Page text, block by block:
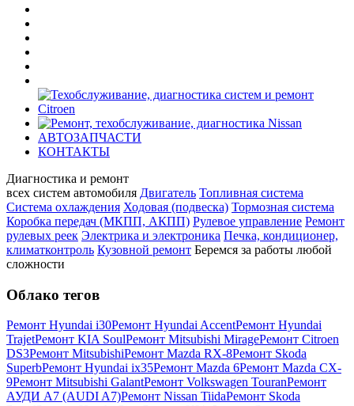
АВТОЗАПЧАСТИ
КОНТАКТЫ
Диагностика и ремонт
всех cистем автомобиля Двигатель Топливная система
Система охлаждения Ходовая (подвеска) Тормозная система
Коробка передач (МКПП, АКПП) Рулевое управление Ремонт
рулевых реек Электрика и электроника Печка, кондиционер,
климатконтроль Кузовной ремонт Беремся за работы любой
сложности
Облако тегов
Ремонт Hyundai i30Ремонт Hyundai AccentРемонт Hyundai
TrajetРемонт KIA SoulРемонт Mitsubishi MirageРемонт Citroen
DS3Ремонт MitsubishiРемонт Mazda RX-8Ремонт Skoda
SuperbРемонт Hyundai ix35Ремонт Mazda 6Ремонт Mazda CX-
9Ремонт Mitsubishi GalantРемонт Volkswagen TouranРемонт
АУДИ А7 (AUDI A7)Ремонт Nissan TiidaРемонт Skoda